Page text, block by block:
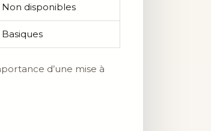
Non disponibles
Basiques
d’une mise à